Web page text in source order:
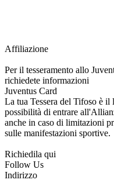
Affiliazione
Per il tesseramento allo
richiedete informazioni
Juventus Card
La tua Tessera del Tifoso è il
possibilità di entrare
anche in caso di limitazioni
sulle manifestazioni sportive.
Richiedila qui
Follow Us
Indirizzo